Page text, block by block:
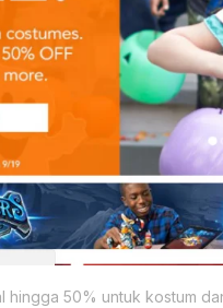
hingga 50% untuk kostum